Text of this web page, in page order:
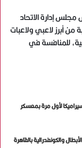
مجلس إدارة الاتحاد
من أبرز لاعبي ولاعبات
للمنافسة في
لأول مرة بمعسكر
والكونفدرالية بالقاهرة